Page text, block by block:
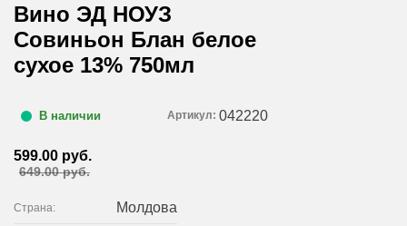
Вино ЭД НОУЗ
Совиньон Блан белое
сухое 13% 750мл
В наличии Артикул: 042220
599.00 руб.
649.00 руб.
Страна: Молдова